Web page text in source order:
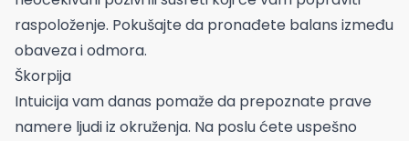
raspoloženje. Pokušajte da pronađete balans između
obaveza i odmora.
Škorpija
Intuicija vam danas pomaže da prepoznate prave
namere ljudi iz okruženja. Na poslu ćete uspešno